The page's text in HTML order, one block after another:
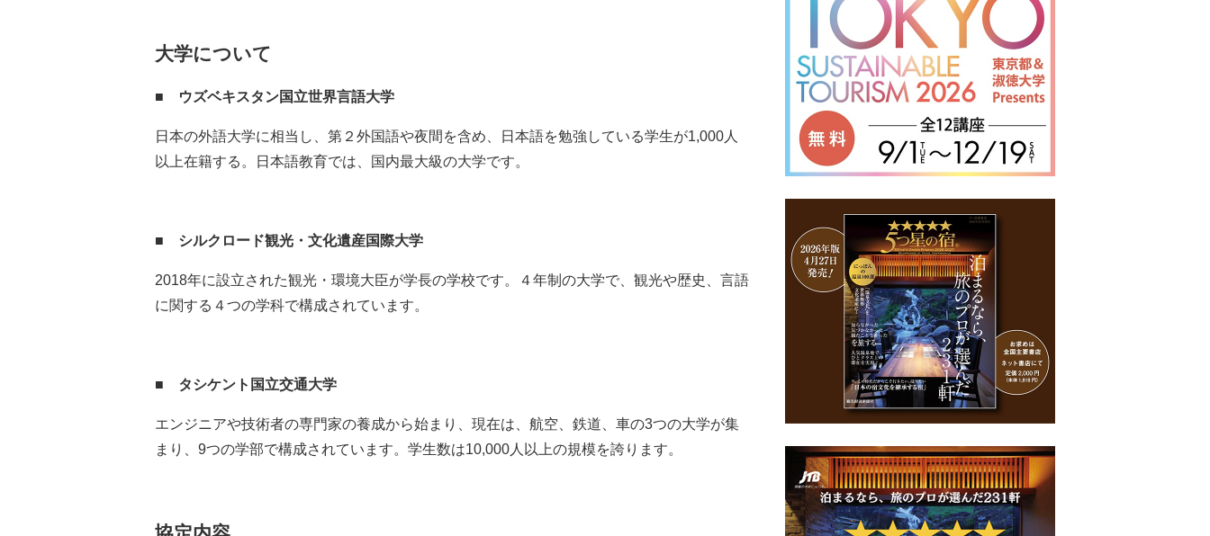
大学について
■ ウズベキスタン国立世界言語大学
日本の外語大学に相当し、第２外国語や夜間を含め、日本語を勉強している学生が1,000人
以上在籍する。日本語教育では、国内最大級の大学です。
■ シルクロード観光・文化遺産国際大学
2018年に設立された観光・環境大臣が学長の学校です。４年制の大学で、観光や歴史、言語
に関する４つの学科で構成されています。
■ タシケント国立交通大学
エンジニアや技術者の専門家の養成から始まり、現在は、航空、鉄道、車の3つの大学が集
まり、9つの学部で構成されています。学生数は10,000人以上の規模を誇ります。